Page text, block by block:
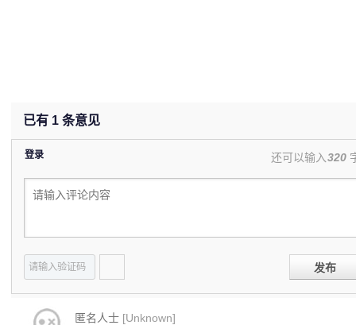
已有 1 条意见
登录 还可以输入320
发布
匿名人士 [Unknown]